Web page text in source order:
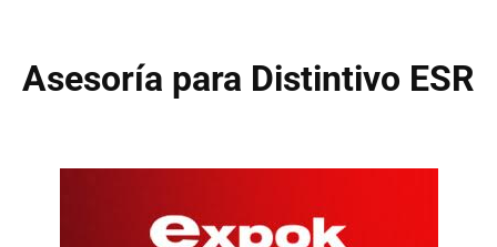
Asesoría para Distintivo ESR